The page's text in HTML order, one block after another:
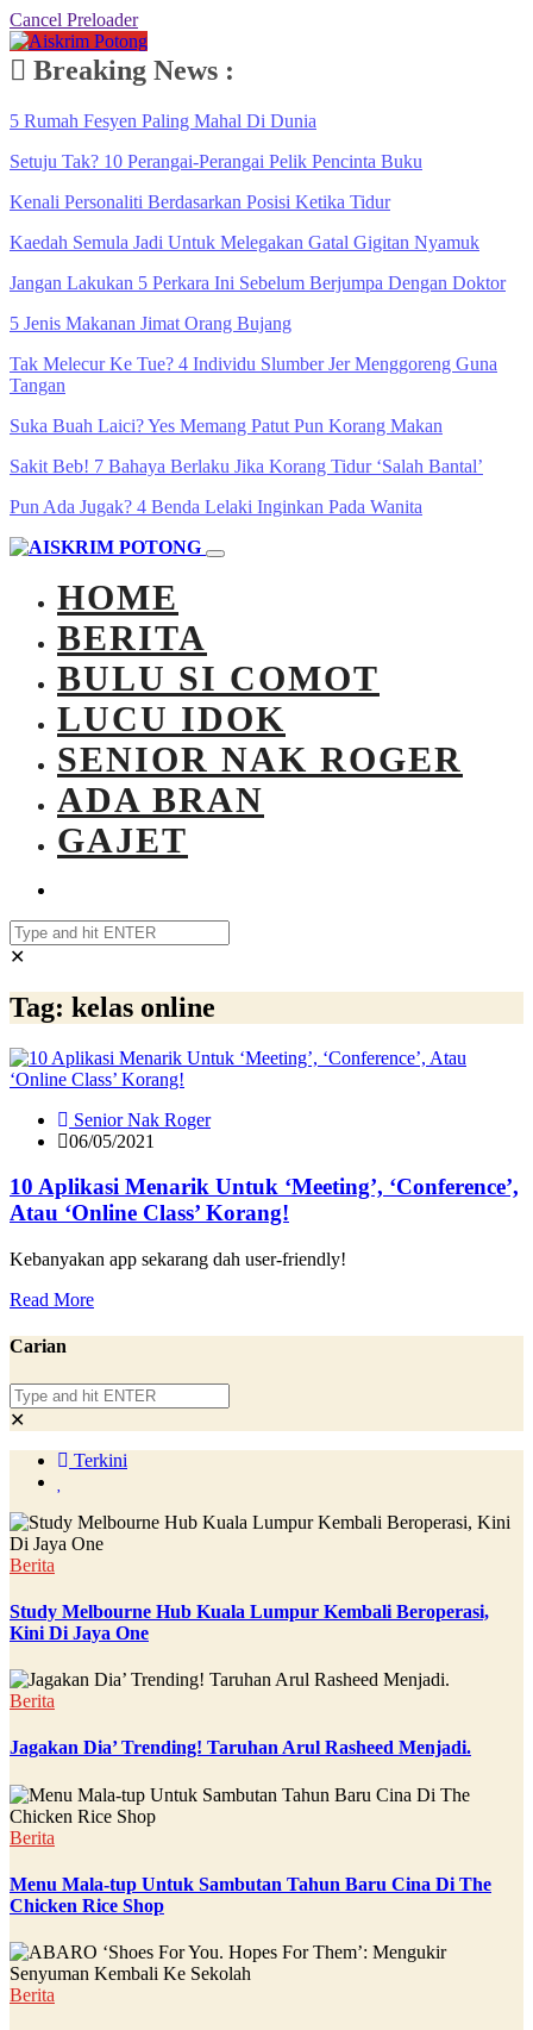
Cancel Preloader
Breaking News :
5 Rumah Fesyen Paling Mahal Di Dunia
Setuju Tak? 10 Perangai-Perangai Pelik Pencinta Buku
Kenali Personaliti Berdasarkan Posisi Ketika Tidur
Kaedah Semula Jadi Untuk Melegakan Gatal Gigitan Nyamuk
Jangan Lakukan 5 Perkara Ini Sebelum Berjumpa Dengan Doktor
5 Jenis Makanan Jimat Orang Bujang
Tak Melecur Ke Tue? 4 Individu Slumber Jer Menggoreng Guna
Tangan
Suka Buah Laici? Yes Memang Patut Pun Korang Makan
Sakit Beb! 7 Bahaya Berlaku Jika Korang Tidur ‘Salah Bantal’
Pun Ada Jugak? 4 Benda Lelaki Inginkan Pada Wanita
HOME
BERITA
BULU SI COMOT
LUCU IDOK
SENIOR NAK ROGER
ADA BRAN
GAJET
✕
Tag: kelas online
Senior Nak Roger
06/05/2021
10 Aplikasi Menarik Untuk ‘Meeting’, ‘Conference’,
Atau ‘Online Class’ Korang!
Kebanyakan app sekarang dah user-friendly!
Read More
Carian
✕
Terkini
Berita
Study Melbourne Hub Kuala Lumpur Kembali Beroperasi,
Kini Di Jaya One
Berita
Jagakan Dia’ Trending! Taruhan Arul Rasheed Menjadi.
Berita
Menu Mala-tup Untuk Sambutan Tahun Baru Cina Di The
Chicken Rice Shop
Berita